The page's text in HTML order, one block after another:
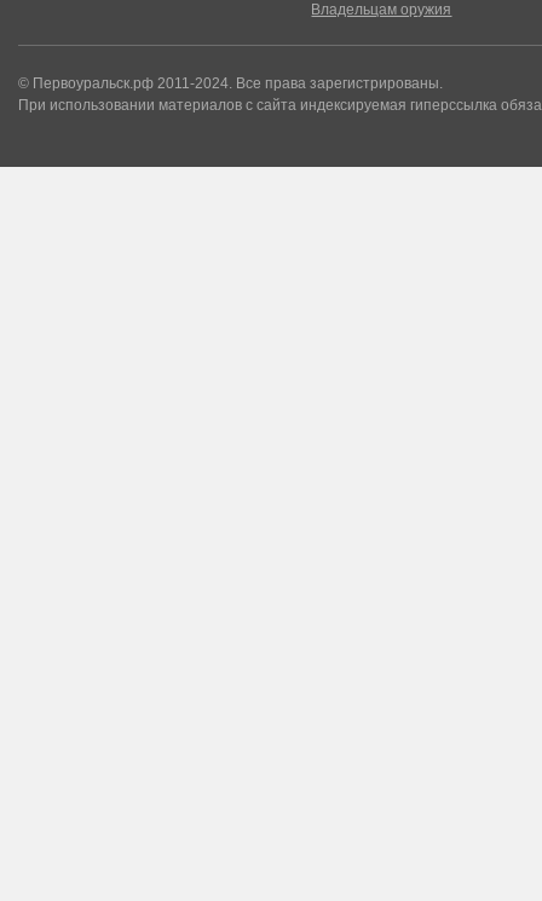
Владельцам оружия
© Первоуральск.рф 2011-2024. Все права зарегистрированы.
При использовании материалов с сайта индексируемая гиперссылка